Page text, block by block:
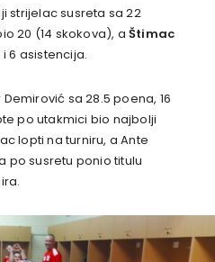
strijelac susreta sa 22
20 (14 skokova), aŠtimac
6 asistencija.
sa 28.5 poena, 16
po utakmici bio najbolji
lopti na turniru, a Ante
po susretu ponio titulu